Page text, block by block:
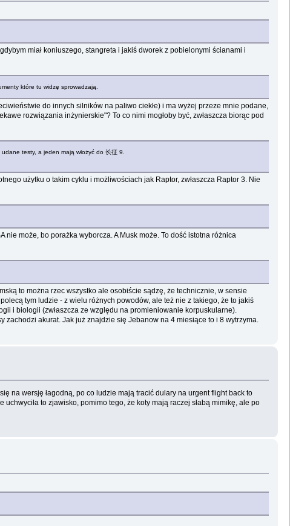
miał koniuszego, stangreta i jakiś dworek z pobielonymi ścianami i
które tu widzę sprowadzają.
do innych silników na paliwo ciekłe) i ma wyżej przeze mnie podane,
rozwiązania inżynierskie"? To co nimi mogłoby być, zwłaszcza biorąc pod
testy, a jeden mają włożyć do 长征 9.
użytku o takim cyklu i możliwościach jak Raptor, zwłaszcza Raptor 3. Nie
nie może, bo porażka wyborcza. A Musk może. To dość istotna różnica
to można rzec wszystko ale osobiście sądzę, że technicznie, w sensie
tym ludzie - z wielu różnych powodów, ale też nie z takiego, że to jakiś
i biologii (zwłaszcza ze względu na promieniowanie korpuskularne).
akurat. Jak już znajdzie się Jebanow na 4 miesiące to i 8 wytrzyma.
na wersję łagodną, po co ludzie mają tracić dulary na urgent flight back to
to zjawisko, pomimo tego, że koty mają raczej słabą mimikę, ale po